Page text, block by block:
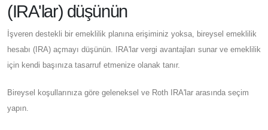
(IRA'lar) düşünün
İşveren destekli bir emeklilik planına erişiminiz yoksa, bireysel emeklilik
hesabı (IRA) açmayı düşünün. IRA'lar vergi avantajları sunar ve emeklilik
için kendi başınıza tasarruf etmenize olanak tanır.
Bireysel koşullarınıza göre geleneksel ve Roth IRA'lar arasında seçim
yapın.